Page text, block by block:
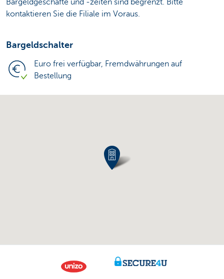
Bargeldgeschäfte und -zeiten sind begrenzt. Bitte
kontaktieren Sie die Filiale im Voraus.
Bargeldschalter
Euro frei verfügbar, Fremdwährungen auf
Bestellung